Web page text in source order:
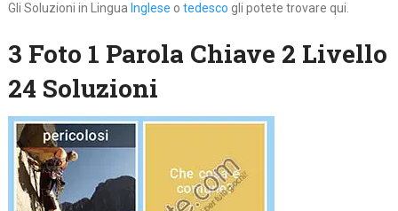
Gli Soluzioni in Lingua Inglese o tedesco gli potete trovare qui.
3 Foto 1 Parola Chiave 2 Livello
24 Soluzioni